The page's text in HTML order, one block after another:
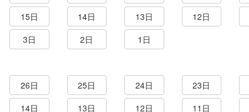
15日 14日 13日 12日
3日 2日 1日
26日 25日 24日 23日
14日 13日 12日 11日